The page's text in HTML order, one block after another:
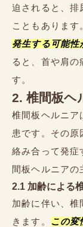
迫されると、排
こともあります
発生する可能性
ると、首や肩の
す。
2. 椎間板ヘ
椎間板ヘルニア
患です。その原
絡み合って発症
間板ヘルニアの
2.1 加齢による
加齢に伴い、椎
きます。
この変